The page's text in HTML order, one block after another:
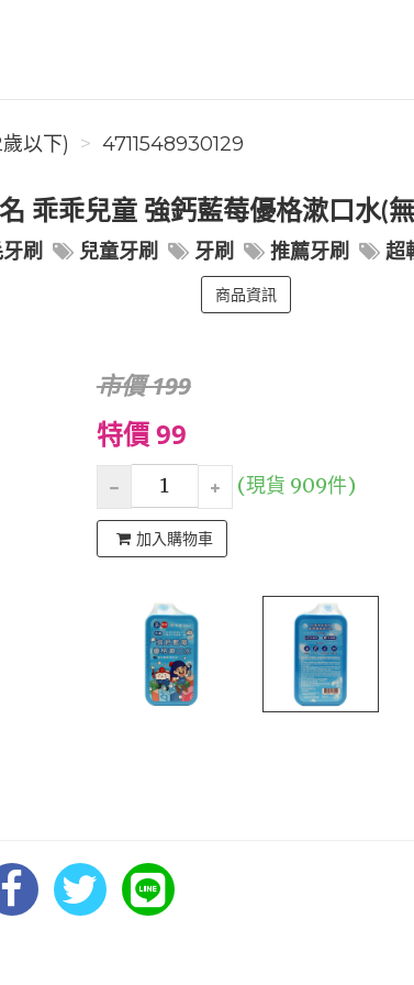
以下) 4711548930129
乖乖兒童 強鈣藍莓優格漱口水(
刷 兒童牙刷 牙刷 推薦牙刷 超
商品資訊
市價 199
特價 99
(現貨 909件)
加入購物車